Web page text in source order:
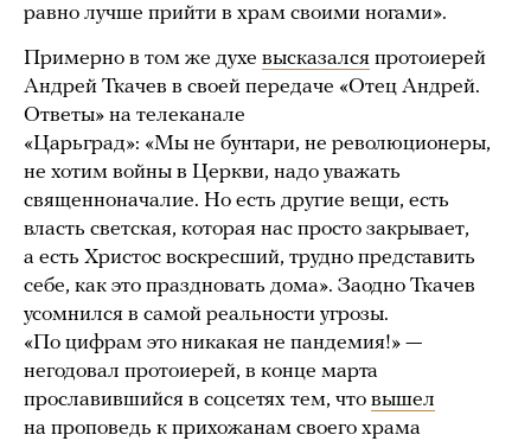
равно лучше прийти в храм своими ногами».
Примерно в том же духе высказался протоиерей
Андрей Ткачев в своей передаче «Отец Андрей.
Ответы» на телеканале
«Царьград»: «Мы не бунтари, не революционеры,
не хотим войны в Церкви, надо уважать
священноначалие. Но есть другие вещи, есть
власть светская, которая нас просто закрывает,
а есть Христос воскресший, трудно представить
себе, как это праздновать дома». Заодно Ткачев
усомнился в самой реальности угрозы.
«По цифрам это никакая не пандемия!» —
негодовал протоиерей, в конце марта
прославившийся в соцсетях тем, что вышел
на проповедь к прихожанам своего храма